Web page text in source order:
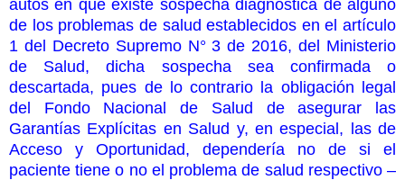
autos en que existe sospecha diagnóstica de alguno
de los problemas de salud establecidos en el artículo
1 del Decreto Supremo N° 3 de 2016, del Ministerio
de Salud, dicha sospecha sea confirmada o
descartada, pues de lo contrario la obligación legal
del Fondo Nacional de Salud de asegurar las
Garantías Explícitas en Salud y, en especial, las de
Acceso y Oportunidad, dependería no de si el
paciente tiene o no el problema de salud respectivo –